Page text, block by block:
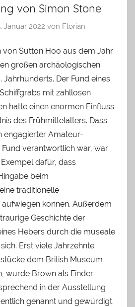
von Simon Stone
Januar 2022 von Florian
von Sutton Hoo aus dem Jahr
großen archäologischen
Jahrhunderts. Der Fund eines
mit zahllosen
hatte einen enormen Einfluss
des Frühmittelalters. Dass
engagierter Amateur-
verantwortlich war, war
dafür, dass
beim
traditionelle
können. Außerdem
Geschichte der
Hebers durch die museale
Erst viele Jahrzehnte
dem British Museum
wurde Brown als Finder
in der Ausstellung
genannt und gewürdigt.